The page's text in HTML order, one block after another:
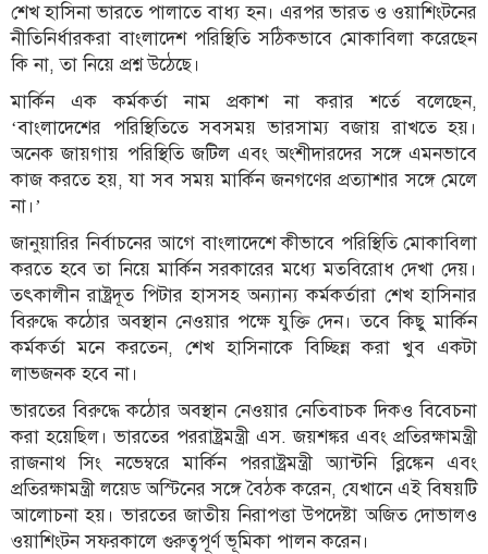
শেখ হাসিনা ভারতে পালাতে বাধ্য হন। এরপর ভারত ও ওয়াশিংটনের
নীতিনির্ধারকরা বাংলাদেশ পরিস্থিতি সঠিকভাবে মোকাবিলা করেছেন
কি না, তা নিয়ে প্রশ্ন উঠেছে।
মার্কিন এক কর্মকর্তা নাম প্রকাশ না করার শর্তে বলেছেন,
‘বাংলাদেশের পরিস্থিতিতে সবসময় ভারসাম্য বজায় রাখতে হয়।
অনেক জায়গায় পরিস্থিতি জটিল এবং অংশীদারদের সঙ্গে এমনভাবে
কাজ করতে হয়, যা সব সময় মার্কিন জনগণের প্রত্যাশার সঙ্গে মেলে
না।’
জানুয়ারির নির্বাচনের আগে বাংলাদেশে কীভাবে পরিস্থিতি মোকাবিলা
করতে হবে তা নিয়ে মার্কিন সরকারের মধ্যে মতবিরোধ দেখা দেয়।
তৎকালীন রাষ্ট্রদূত পিটার হাসসহ অন্যান্য কর্মকর্তারা শেখ হাসিনার
বিরুদ্ধে কঠোর অবস্থান নেওয়ার পক্ষে যুক্তি দেন। তবে কিছু মার্কিন
কর্মকর্তা মনে করতেন, শেখ হাসিনাকে বিচ্ছিন্ন করা খুব একটা
লাভজনক হবে না।
ভারতের বিরুদ্ধে কঠোর অবস্থান নেওয়ার নেতিবাচক দিকও বিবেচনা
করা হয়েছিল। ভারতের পররাষ্ট্রমন্ত্রী এস. জয়শঙ্কর এবং প্রতিরক্ষামন্ত্রী
রাজনাথ সিং নভেম্বরে মার্কিন পররাষ্ট্রমন্ত্রী অ্যান্টনি ব্লিঙ্কেন এবং
প্রতিরক্ষামন্ত্রী লয়েড অস্টিনের সঙ্গে বৈঠক করেন, যেখানে এই বিষয়টি
আলোচনা হয়। ভারতের জাতীয় নিরাপত্তা উপদেষ্টা অজিত দোভালও
ওয়াশিংটন সফরকালে গুরুত্বপূর্ণ ভূমিকা পালন করেন।